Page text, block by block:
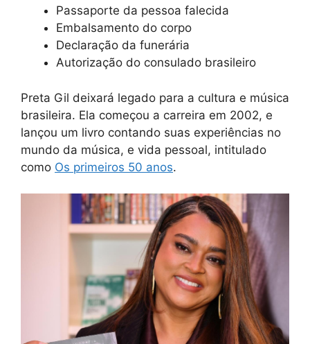
Passaporte da pessoa falecida
Embalsamento do corpo
Declaração da funerária
Autorização do consulado brasileiro
Preta Gil deixará legado para a cultura e música
brasileira. Ela começou a carreira em 2002, e
lançou um livro contando suas experiências no
mundo da música, e vida pessoal, intitulado
como Os primeiros 50 anos.